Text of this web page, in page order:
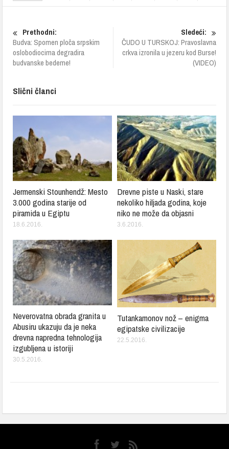
Prethodni:
Budva: Spomen ploča srpskim
oslobodiocima degradira
budvanske bedeme!
Sledeći:
ČUDO U TURSKOJ: Pravoslavna
crkva izronila u jezeru kod Burse!
(VIDEO)
Slični članci
Jermenski Stounhendž: Mesto
3.000 godina starije od
piramida u Egiptu
18.6.2016.
Drevne piste u Naski, stare
nekoliko hiljada godina, koje
niko ne može da objasni
3.6.2016.
Neverovatna obrada granita u
Abusiru ukazuju da je neka
drevna napredna tehnologija
izgubljena u istoriji
30.5.2016.
Tutankamonov nož – enigma
egipatske civilizacije
22.5.2016.